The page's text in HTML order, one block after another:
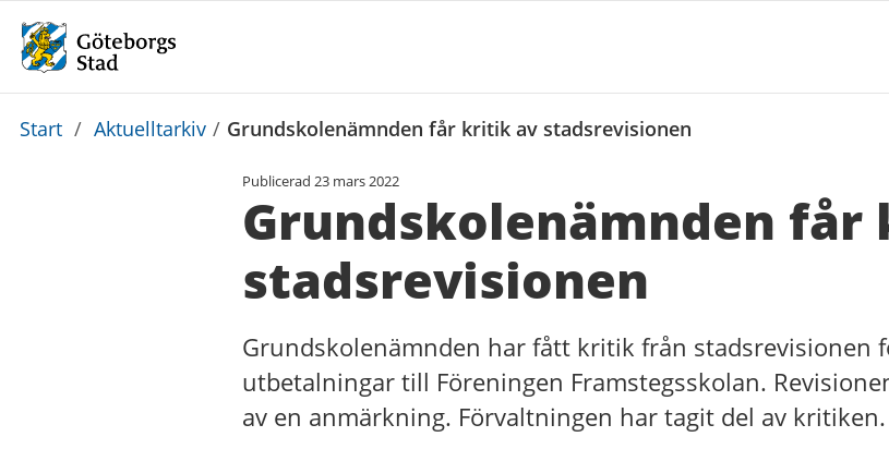
Du
Start / Aktuelltarkiv / Grundskolenämnden får kritik av stadsrevisionen
Publicerad 23 mars 2022
Grundskolenämnden
stadsrevisionen
Grundskolenämnden har fått kritik från stadsrevisionen
utbetalningar till Föreningen Framstegsskolan.
av en anmärkning. Förvaltningen har tagit del av kritiken.